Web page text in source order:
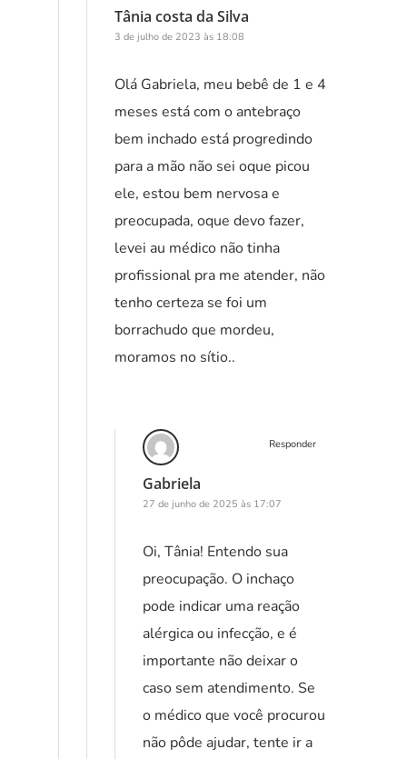
Tânia costa da Silva
3 de julho de 2023 às 18:08
Olá Gabriela, meu bebê de 1 e 4
meses está com o antebraço
bem inchado está progredindo
para a mão não sei oque picou
ele, estou bem nervosa e
preocupada, oque devo fazer,
levei au médico não tinha
profissional pra me atender, não
tenho certeza se foi um
borrachudo que mordeu,
moramos no sítio..
Gabriela
27 de junho de 2025 às 17:07
Oi, Tânia! Entendo sua
preocupação. O inchaço
pode indicar uma reação
alérgica ou infecção, e é
importante não deixar o
caso sem atendimento. Se
o médico que você procurou
não pôde ajudar, tente ir a
Responder